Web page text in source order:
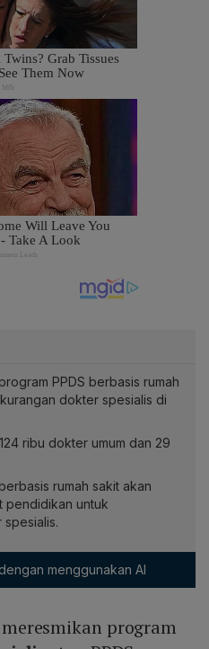
PPDS berbasis rumah
dokter spesialis di
ribu dokter umum dan 29
rumah sakit akan
pendidikan untuk
menggunakan AI
program